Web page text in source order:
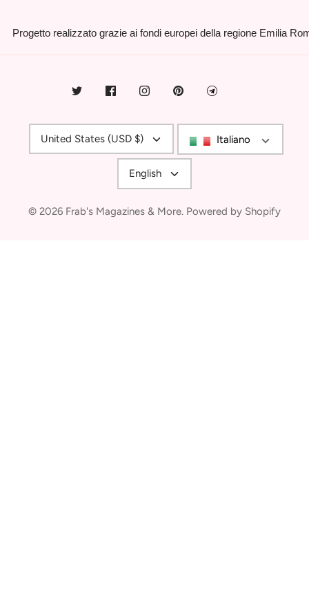
Progetto realizzato grazie ai fondi europei della regione Emilia
Currency
United States (USD $) Italiano
Language
English
© 2026 Frab's Magazines & More. Powered by Shopify